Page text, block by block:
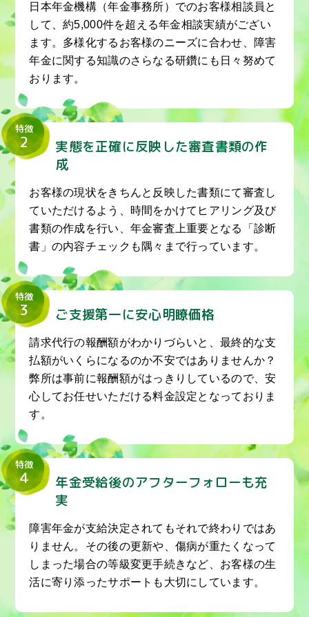
日本年金機構（年金事務所）でのお客様相談員と
して、約5,000件を超える年金相談実績がござい
ます。多様化するお客様のニーズに合わせ、障害
年金に関する知識のさらなる研鑽にも日々努めて
おります。
特徴
2
実態を正確に反映した審査書類の作
成
お客様の現状をきちんと反映した書類にて審査し
ていただけるよう、時間をかけてヒアリング及び
書類の作成を行い、年金審査上重要となる「診断
書」の内容チェックも隅々まで行っています。
特徴
3 ご支援第一に安心明瞭価格
請求代行の報酬額がわかりづらいと、最終的な支
払額がいくらになるのか不安ではありませんか？
弊所は事前に報酬額がはっきりしているので、安
心してお任せいただける料金設定となっておりま
す。
特徴
4
年金受給後のアフターフォローも充
実
障害年金が支給決定されてもそれで終わりではあ
りません。その後の更新や、傷病が重たくなって
しまった場合の等級変更手続きなど、お客様の生
活に寄り添ったサポートも大切にしています。